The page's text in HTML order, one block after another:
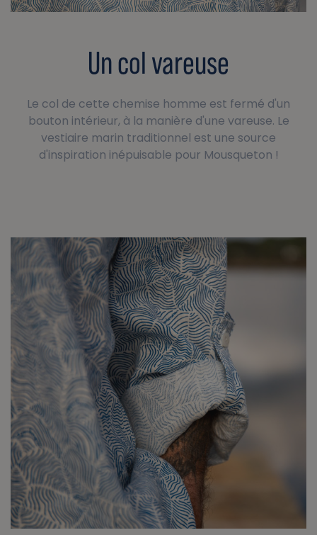
Un col vareuse
Le col de cette chemise homme est fermé d'un
bouton intérieur, à la manière d'une vareuse. Le
vestiaire marin traditionnel est une source
d'inspiration inépuisable pour Mousqueton !